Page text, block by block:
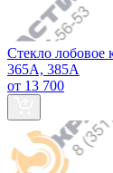
Стекло лобовое
365А, 385А
от 13 700